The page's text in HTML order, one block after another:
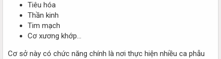
Tiêu hóa
Thần kinh
Tim mạch
Cơ xương khớp...
Cơ sở này có chức năng chính là nơi thực hiện nhiều ca phẫu